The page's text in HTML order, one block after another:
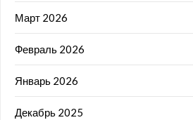
Март 2026
Февраль 2026
Январь 2026
Декабрь 2025